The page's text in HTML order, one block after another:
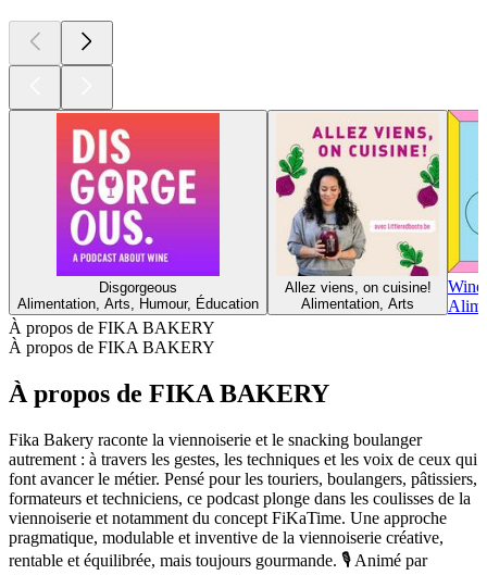
Disgorgeous
Alimentation, Arts, Humour, Éducation
Allez viens, on cuisine!
Alimentation, Arts
Wine
À propos de FIKA BAKERY
À propos de FIKA BAKERY
À propos de FIKA BAKERY
Fika Bakery raconte la viennoiserie et le snacking boulanger
autrement : à travers les gestes, les techniques et les voix de ceux qui
font avancer le métier. Pensé pour les touriers, boulangers, pâtissiers,
formateurs et techniciens, ce podcast plonge dans les coulisses de la
viennoiserie et notamment du concept FiKaTime. Une approche
pragmatique, modulable et inventive de la viennoiserie créative,
rentable et équilibrée, mais toujours gourmande. 🎙 Animé par